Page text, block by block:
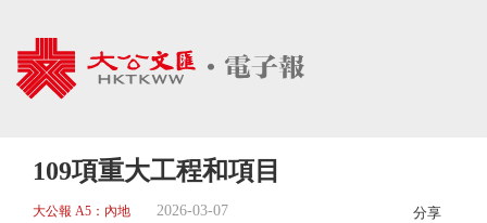
109項重大工程和項目
大公報 A5：內地 2026-03-07 分享